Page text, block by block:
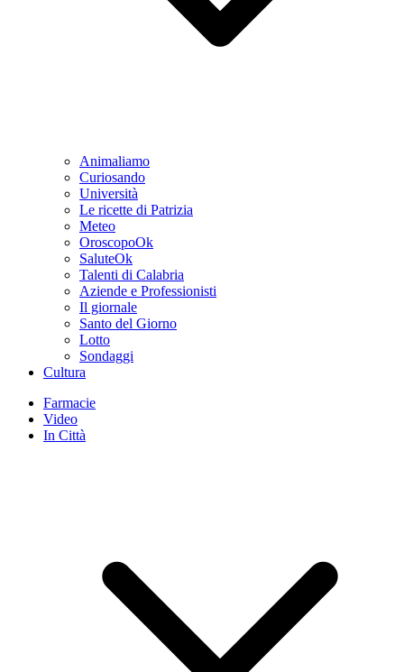
Animaliamo
Curiosando
Università
Le ricette di Patrizia
Meteo
OroscopoOk
SaluteOk
Talenti di Calabria
Aziende e Professionisti
Il giornale
Santo del Giorno
Lotto
Sondaggi
Cultura
Farmacie
Video
In Città